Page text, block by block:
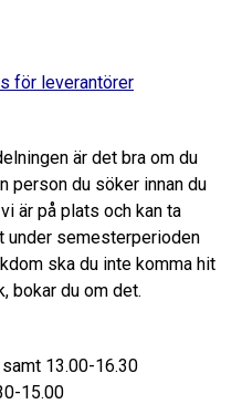
för leverantörer
är det bra om du
person du söker innan du
är på plats och kan ta
under semesterperioden
ska du inte komma hit
bokar du om det.
13.00-16.30
15.00